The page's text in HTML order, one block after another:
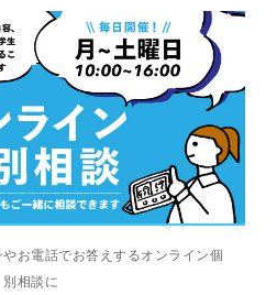
お電話でお答えするオンライン個
別相談に